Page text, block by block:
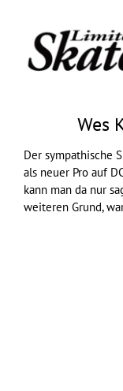
Wes
Der sympathische
als neuer Pro auf
kann man da nur
weiteren Grund,